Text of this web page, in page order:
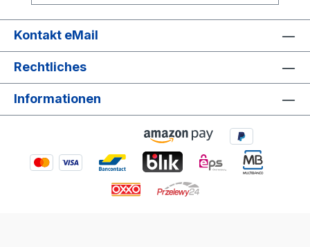
Kontakt eMail
Rechtliches
Informationen